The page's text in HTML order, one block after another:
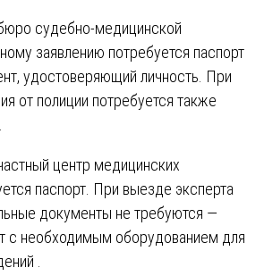
судебно-медицинской
заявлению потребуется паспорт
удостоверяющий личность. При
от полиции потребуется также
центр медицинских
паспорт. При выезде эксперта
документы не требуются —
с необходимым оборудованием для
.